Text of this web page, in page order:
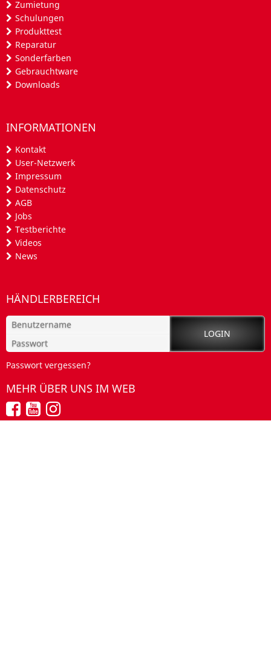
Zumietung
Schulungen
Produkttest
Reparatur
Sonderfarben
Gebrauchtware
Downloads
INFORMATIONEN
Kontakt
User-Netzwerk
Impressum
Datenschutz
AGB
Jobs
Testberichte
Videos
News
HÄNDLERBEREICH
Passwort vergessen?
MEHR ÜBER UNS IM WEB